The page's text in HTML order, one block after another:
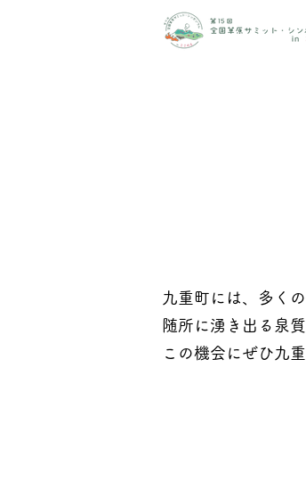
九重町には、多く
随所に湧き出る泉
この機会にぜひ九